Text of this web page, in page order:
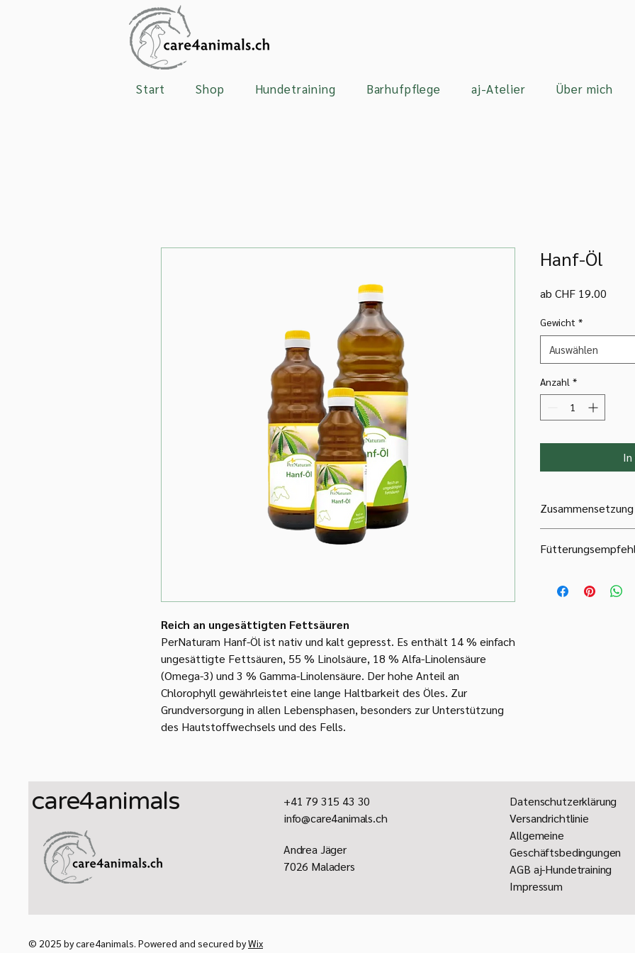
Start Shop Hundetraining Barhufpflege aj-Atelier Über mich
Reich an ungesättigten Fettsäuren
PerNaturam Hanf-Öl ist nativ und kalt gepresst. Es enthält 14 % einfach
ungesättigte Fettsäuren, 55 % Linolsäure, 18 % Alfa-Linolensäure
(Omega-3) und 3 % Gamma-Linolensäure. Der hohe Anteil an
Chlorophyll gewährleistet eine lange Haltbarkeit des Öles. Zur
Grundversorgung in allen Lebensphasen, besonders zur Unterstützung
des Hautstoffwechsels und des Fells.
Hanf-Öl
ab CHF 19.00
Gewicht *
Auswählen
Anzahl *
In
Zusammensetzung
Hunde
care4animals
+41 79 315 43 30
info@care4animals.ch
​Andrea Jäger
7026 Maladers
Datenschutzerklärung
Versandrichtlinie
Allgemeine
Geschäftsbedingungen
AGB aj-Hundetraining
Impressum
© 2025 by care4animals. Powered and secured byWix